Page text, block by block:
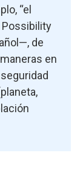
“el
Possibility
de
en